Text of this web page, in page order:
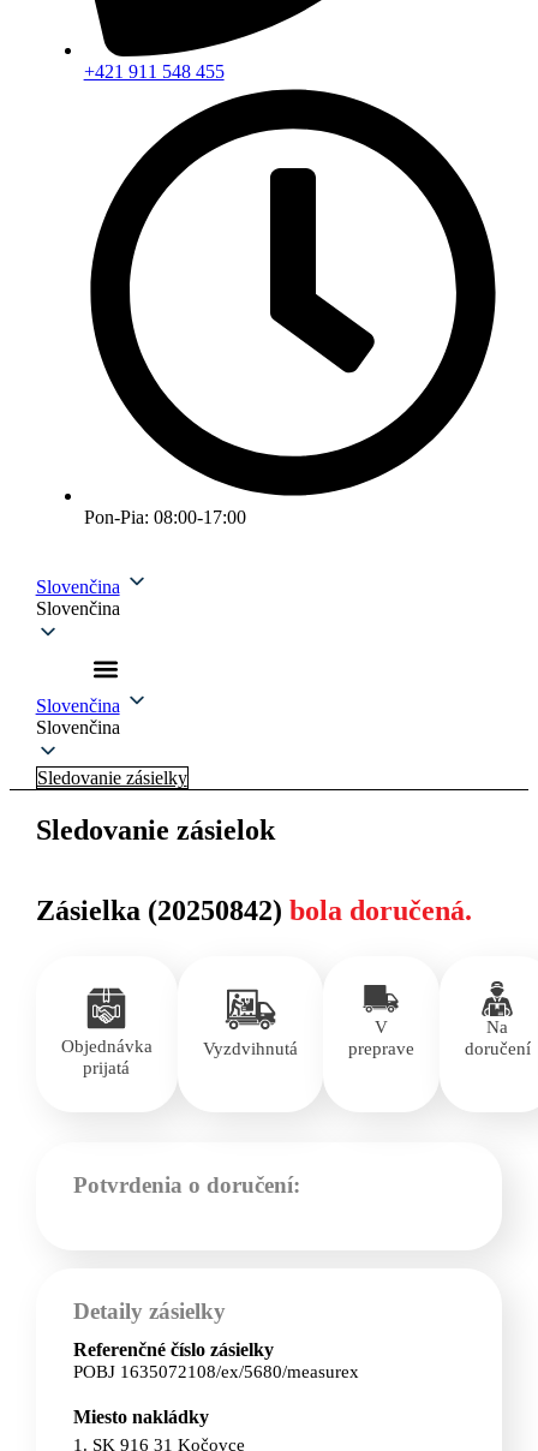
+421 911 548 455
Pon-Pia: 08:00-17:00
Slovenčina
Slovenčina
Slovenčina
Slovenčina
Sledovanie zásielky
Sledovanie zásielok
Zásielka (20250842) bola doručená.
Objednávka
prijatá
Vyzdvihnutá
V
preprave
Na
doručení
Potvrdenia o doručení:
Detaily zásielky
Referenčné číslo zásielky
POBJ 1635072108/ex/5680/measurex
Miesto nakládky
1. SK 916 31 Kočovce